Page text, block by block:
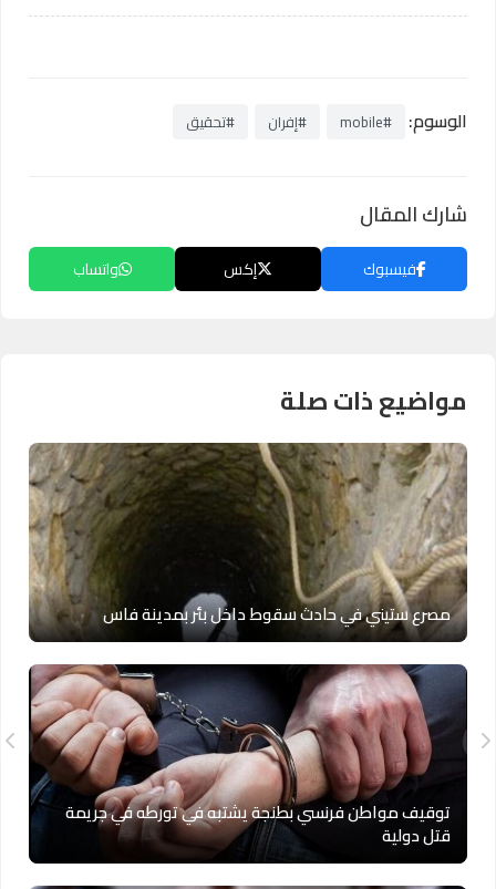
الوسوم: #mobile #إفران #تحقيق
شارك المقال
فيسبوك إكس واتساب
مواضيع ذات صلة
مصرع ستيني في حادث سقوط داخل بئر بمدينة فاس
توقيف مواطن فرنسي بطنجة يشتبه في تورطه في جريمة
قتل دولية